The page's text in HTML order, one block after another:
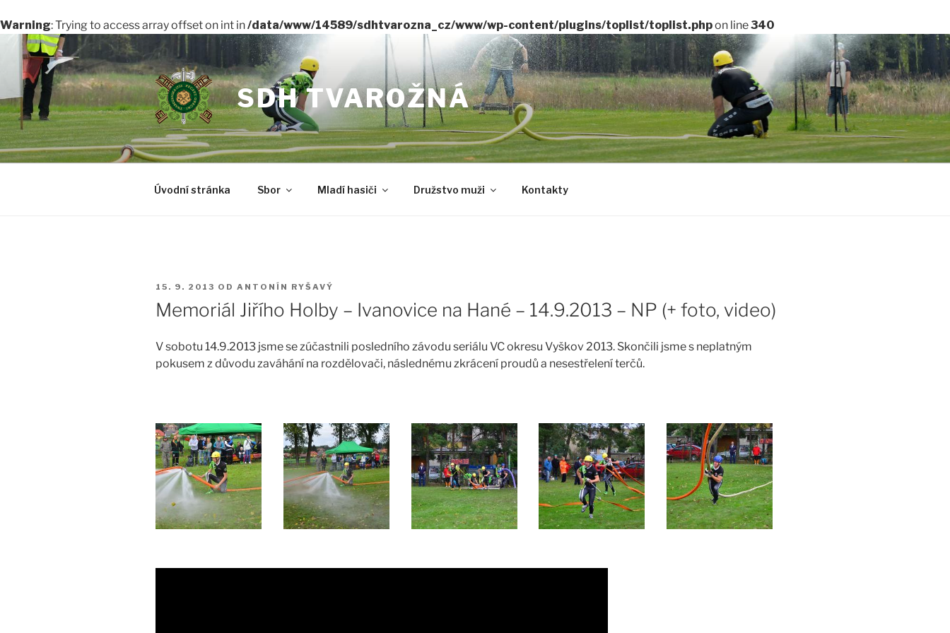
Warning: Trying to access array offset on int in/data/www/14589/sdhtvarozna_cz/www/wp-content/plugins/toplist/toplist.phpon line340
Přejít
obsahu
webu
SDH TVAROŽNÁ
Úvodní stránka Sbor Mladí hasiči Družstvo muži Kontakty
PUBLIKOVÁNO
15. 9. 2013 OD ANTONÍN RYŠAVÝ
Memoriál Jiřího Holby – Ivanovice na Hané – 14.9.2013 – NP (+ foto, video)
V sobotu 14.9.2013 jsme se zúčastnili posledního závodu seriálu VC okresu Vyškov 2013. Skončili jsme s neplatným
pokusem z důvodu zaváhání na rozdělovači, následnému zkrácení proudů a nesestřelení terčů.